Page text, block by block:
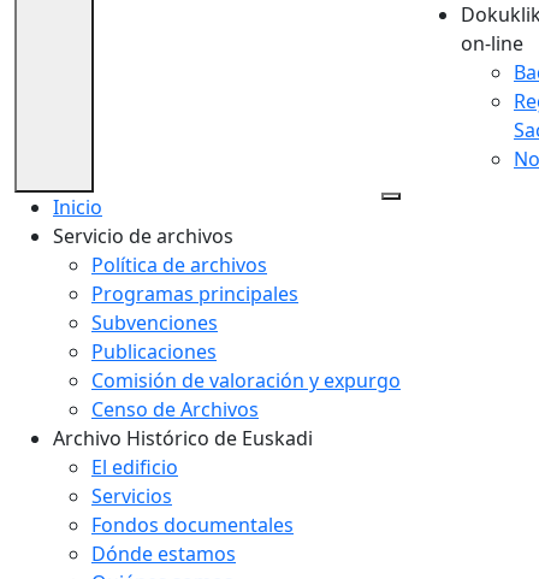
on-line
Inicio
Servicio de archivos
Política de archivos
Programas principales
Subvenciones
Publicaciones
Comisión de valoración y expurgo
Censo de Archivos
Archivo Histórico de Euskadi
El edificio
Servicios
Fondos documentales
Dónde estamos